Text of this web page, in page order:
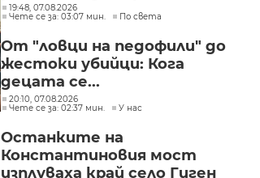
19:48, 07.08.2026
Чете се за: 03:07 мин.
По света
От "ловци на педофили" до
жестоки убийци: Кога
децата се...
20:10, 07.08.2026
Чете се за: 02:37 мин.
У нас
Останките на
Константиновия мост
изплуваха край село Гиген